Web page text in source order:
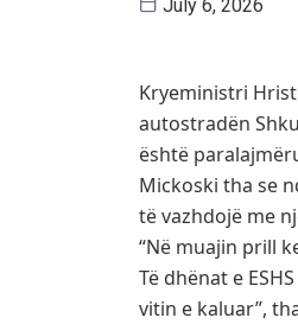
July 6, 2026
Kryeministri
autostradën
është
Mickoski tha se
të vazhdojë me
“Në muajin prill
Të dhënat e
vitin e kaluar”,